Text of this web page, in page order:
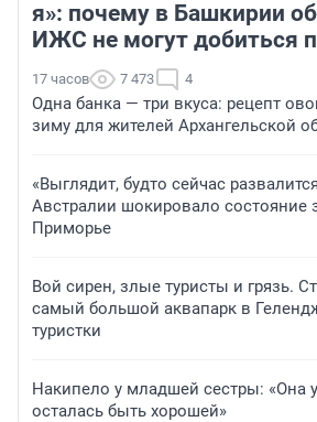
я»: почему в Башкирии
ИЖС не могут добиться
17 часов 7 473 4
Одна банка — три вкуса: рецепт
зиму для жителей Архангельской
«Выглядит, будто сейчас
Австралии шокировало состояние
Приморье
Вой сирен, злые туристы и грязь.
самый большой аквапарк в
туристки
Накипело у младшей сестры: «Она
осталась быть хорошей»